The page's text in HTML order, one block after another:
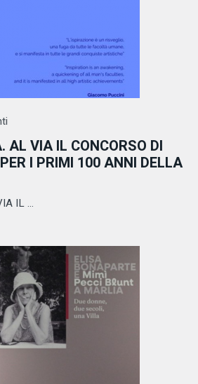
AL VIA IL CONCORSO DI
I PRIMI 100 ANNI DELLA
IL ...